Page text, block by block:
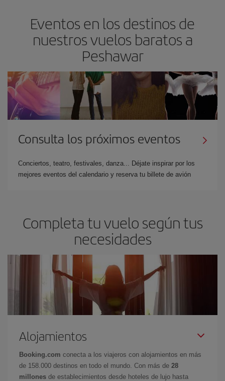
Eventos en los destinos de
nuestros vuelos baratos a
Peshawar
Consulta los próximos eventos
Conciertos, teatro, festivales, danza... Déjate inspirar por los
mejores eventos del calendario y reserva tu billete de avión
Completa tu vuelo según tus
necesidades
Alojamientos
Booking.com conecta a los viajeros con alojamientos en más
de 158.000 destinos en todo el mundo. Con más de 28
millones de establecimientos desde hoteles de lujo hasta